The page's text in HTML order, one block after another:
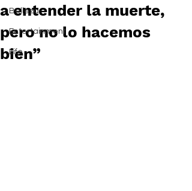
Belleza
Entertainment
Life
a entender la muerte,
pero no lo hacemos
bien”